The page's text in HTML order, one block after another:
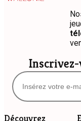
Découvrez